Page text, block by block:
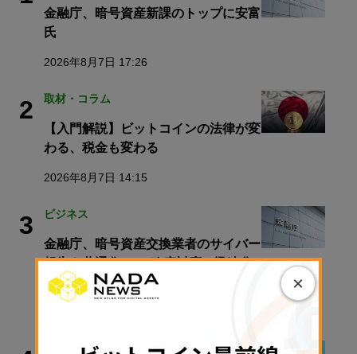
金融庁、暗号資産新課のトップに安富
氏
2026年8月7日 17:26
2 取材・コラム
【入門解説】ビットコインの法律が変
わる、税金も変わる
2026年8月7日 14:15
3 ビジネス
金融庁、暗号資産交換業者のサイバー
報告を共通化へ──政府対応の迅速化
を狙う
×